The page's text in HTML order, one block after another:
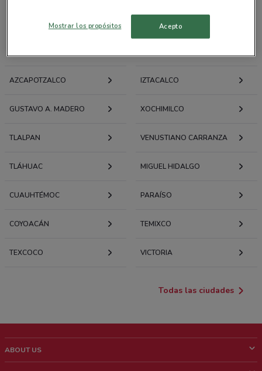
IZTAPALAPA
AZCAPOTZALCO IZTACALCO
GUSTAVO A. MADERO XOCHIMILCO
TLALPAN VENUSTIANO CARRANZA
TLÁHUAC MIGUEL HIDALGO
CUAUHTÉMOC PARAÍSO
COYOACÁN TEMIXCO
TEXCOCO VICTORIA
Todas las ciudades
ABOUT US
Mostrar los propósitos Acepto